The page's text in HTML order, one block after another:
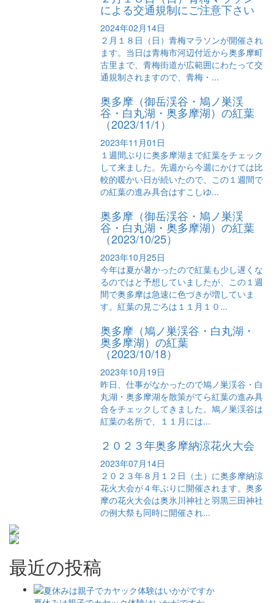
による交通規制にご注意下さい
2024年02月14日
２月１８日（日）青梅マラソンが開催され
ます。当日は青梅市河辺付近から奥多摩町
古里まで、青梅街道が広範囲にわたって交
通規制されますので、青梅・...
奥多摩（御岳渓谷・鳩ノ巣渓
谷・白丸湖・奥多摩湖）の紅葉
（2023/11/1）
2023年11月01日
１週間ぶりに奥多摩湖まで紅葉をチェック
して来ました。先週から今週にかけては比
較的暖かい日が続いたので、この１週間で
の紅葉の進み具合はすこしゆ...
奥多摩（御岳渓谷・鳩ノ巣渓
谷・白丸湖・奥多摩湖）の紅葉
（2023/10/25）
2023年10月25日
今年は夏が暑かったので紅葉も少し遅くな
るのではと予想していましたが、この１週
間で奥多摩は急速に色づきが増していま
す。紅葉の見ごろは１１月１０...
奥多摩（鳩ノ巣渓谷・白丸湖・
奥多摩湖）の紅葉
（2023/10/18）
2023年10月19日
昨日、仕事がなかったので鳩ノ巣渓谷・白
丸湖・奥多摩湖を散策がてら紅葉の進み具
合をチェックしてきました。鳩ノ巣渓谷は
紅葉の名所で、１１月には...
２０２３年奥多摩納涼花火大会
2023年07月14日
２０２３年８月１２日（土）に奥多摩納涼
花火大会が４年ぶりに開催されます。奥多
摩の花火大会は奥氷川神社と羽黒三田神社
の例大祭も同時に開催され...
最近の投稿